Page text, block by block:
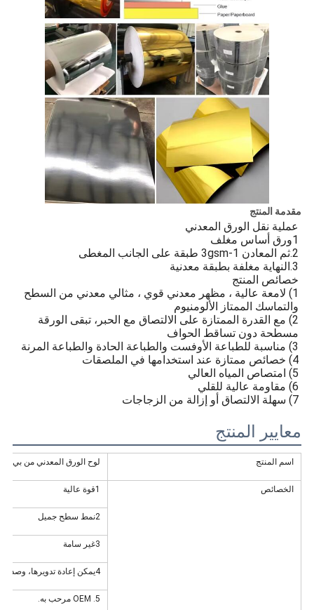
مقدمة المنتج
عملية نقل الورق المعدني
1ورق أساس مغلف
2.ثم المعادن 1-3gsm طبقة على الجانب المغطى
3.النهاية مغلفة بطبقة معدنية
خصائص المنتج
والتماسك الممتاز الألومنيوم
مسطحة دون تساقط الحواف
3) مناسبة للطباعة الأوفست والطباعة الحادة والطباعة المرنة
4) خصائص ممتازة عند استخدامها في الملصقات
5) امتصاص المياه العالي
6) مقاومة عالية للقلي
7) سهلة الالتصاق أو إزالة من الزجاجات
معايير المنتج
اسم المنتج لوح الورق المعدني من بي.إيه.تي 2018 للغطاءات
الخصائص 1قوة عالية
2نمط سطح جميل
3غير سامة
4يمكن إعادة تدويرها، وصديقة للبيئة
5. OEM مرحب به.